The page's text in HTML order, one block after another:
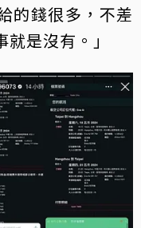
的錢很多，不差
是沒有。」